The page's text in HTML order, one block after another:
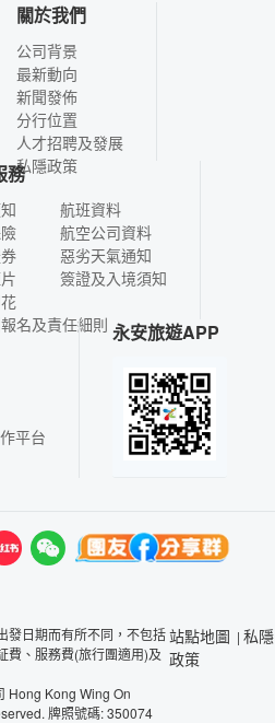
關於我們
公司背景
最新動向
新聞發佈
分行位置
人才招聘及發展
私隱政策
務
航班資料
航空公司資料
惡劣天氣通知
簽證及入境須知
名及責任細則
平台
永安旅遊APP
發日期而有所不同，不包括
費、服務費(旅行團適用)及
Hong Kong Wing On
牌照號碼: 350074
站點地圖 | 私隱
政策